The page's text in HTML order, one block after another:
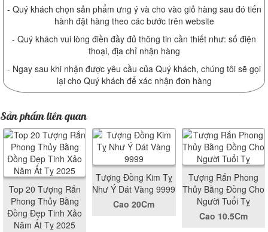
- Quý khách chọn sản phẩm ưng ý và cho vào giỏ hàng sau đó tiến
hành đặt hàng theo các bước trên website
- Quý khách vui lòng điền đầy đủ thông tin cần thiết như: số điện
thoại, địa chỉ nhận hàng
- Ngay sau khi nhận được yêu cầu của Quý khách, chúng tôi sẽ gọi
lại cho Quý khách để xác nhận đơn hàng
Sản phẩm liên quan
Top 20 Tượng Rắn
Phong Thủy Bằng
Đồng Đẹp Tinh Xảo
Năm Ất Tỵ 2025
Tượng Đồng Kim Tỵ
Như Ý Dát Vàng 9999
Cao 20Cm
Tượng Rắn Phong
Thủy Bằng Đồng Cho
Người Tuổi Tỵ
Cao 10.5Cm